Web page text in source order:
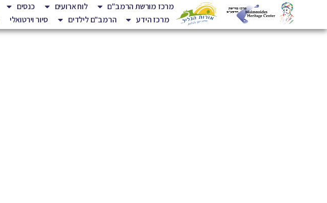
מרכז מורשת הרמב"ם לוח ארועים כנסים
מרכז הידע
הרמב"ם לילדים סיור וירטואלי